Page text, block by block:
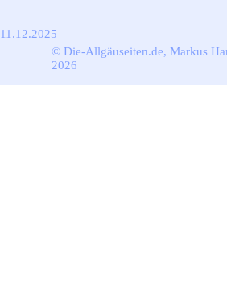
11.12.2025
© Die-Allgäuseiten.de, Markus
2026